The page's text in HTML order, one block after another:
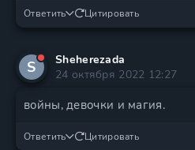
Ответить Цитировать
S
Sheherezada
24 октября 2022 12:27
войны, девочки и магия.
Ответить Цитировать